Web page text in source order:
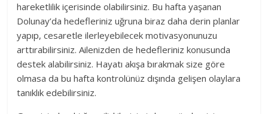
hareketlilik içerisinde olabilirsiniz. Bu hafta yaşanan
Dolunay’da hedefleriniz uğruna biraz daha derin planlar
yapıp, cesaretle ilerleyebilecek motivasyonunuzu
arttırabilirsiniz. Ailenizden de hedefleriniz konusunda
destek alabilirsiniz. Hayatı akışa bırakmak size göre
olmasa da bu hafta kontrolünüz dışında gelişen olaylara
tanıklık edebilirsiniz.